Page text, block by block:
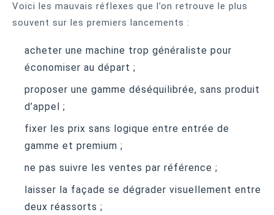
Voici les mauvais réflexes que l’on retrouve le plus
souvent sur les premiers lancements :
acheter une machine trop généraliste pour
économiser au départ ;
proposer une gamme déséquilibrée, sans produit
d’appel ;
fixer les prix sans logique entre entrée de
gamme et premium ;
ne pas suivre les ventes par référence ;
laisser la façade se dégrader visuellement entre
deux réassorts ;